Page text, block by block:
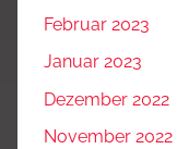
Februar 2023
Januar 2023
Dezember 2022
November 2022